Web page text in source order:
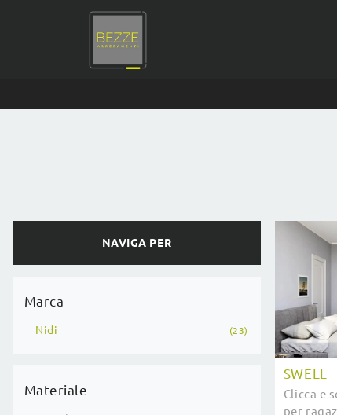
NAVIGA PER
Marca
Nidi 23
Materiale
SWELL
Clicca e
per